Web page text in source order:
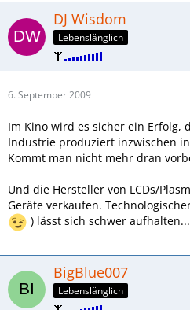
DJ Wisdom
Lebenslänglich
6. September 2009
Im Kino wird es sicher ein Erfolg,
Industrie produziert inzwischen
Kommt man nicht mehr dran
Und die Hersteller von LCDs/
Geräte verkaufen.
) lässt sich schwer aufhalten...
BigBlue007
Lebenslänglich